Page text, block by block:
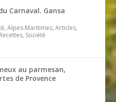
Carnaval. Gansa
Alpes-Maritimes, Articles,
Société
au parmesan,
de Provence